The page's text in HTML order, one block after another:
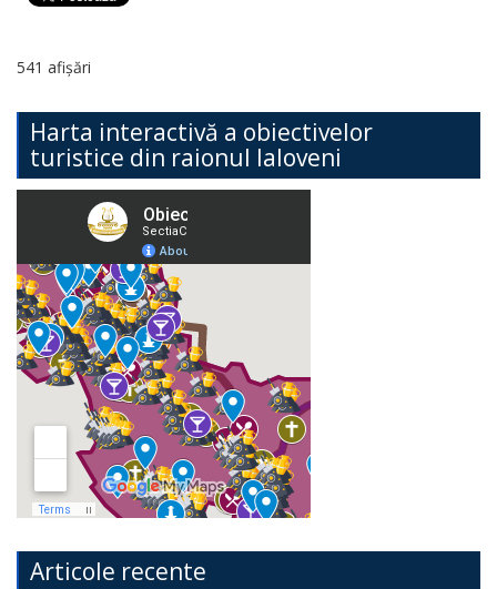
541 afișări
Harta interactivă a obiectivelor
turistice din raionul Ialoveni
Articole recente